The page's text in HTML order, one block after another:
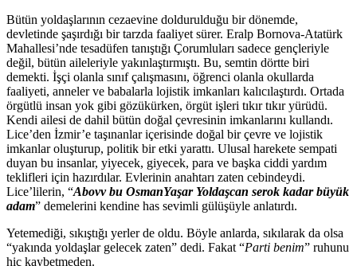
Bütün yoldaşlarının cezaevine doldurulduğu bir dönemde,
devletinde şaşırdığı bir tarzda faaliyet sürer. Eralp Bornova-Atatürk
Mahallesi’nde tesadüfen tanıştığı Çorumluları sadece gençleriyle
değil, bütün aileleriyle yakınlaştırmıştı. Bu, semtin dörtte biri
demekti. İşçi olanla sınıf çalışmasını, öğrenci olanla okullarda
faaliyeti, anneler ve babalarla lojistik imkanları kalıcılaştırdı. Ortada
örgütlü insan yok gibi gözükürken, örgüt işleri tıkır tıkır yürüdü.
Kendi ailesi de dahil bütün doğal çevresinin imkanlarını kullandı.
Lice’den İzmir’e taşınanlar içerisinde doğal bir çevre ve lojistik
imkanlar oluşturup, politik bir etki yarattı. Ulusal harekete sempati
duyan bu insanlar, yiyecek, giyecek, para ve başka ciddi yardım
teklifleri için hazırdılar. Evlerinin anahtarı zaten cebindeydi.
Lice’lilerin, “Abovv bu OsmanYaşar Yoldaşcan serok kadar büyük
adam” demelerini kendine has sevimli gülüşüyle anlatırdı.
Yetemediği, sıkıştığı yerler de oldu. Böyle anlarda, sıkılarak da olsa
“yakında yoldaşlar gelecek zaten” dedi. Fakat “Parti benim” ruhunu
hiç kaybetmeden.